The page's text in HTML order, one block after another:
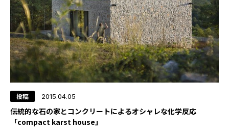
投稿 2015.04.05
伝統的な石の家とコンクリートによるオシャレな化学反応
「compact karst house」